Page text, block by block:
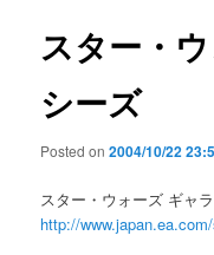
ー
ョ
ン
スター・
シーズ
Posted on2004/10/22
スター・ウォーズ ギャ
http://